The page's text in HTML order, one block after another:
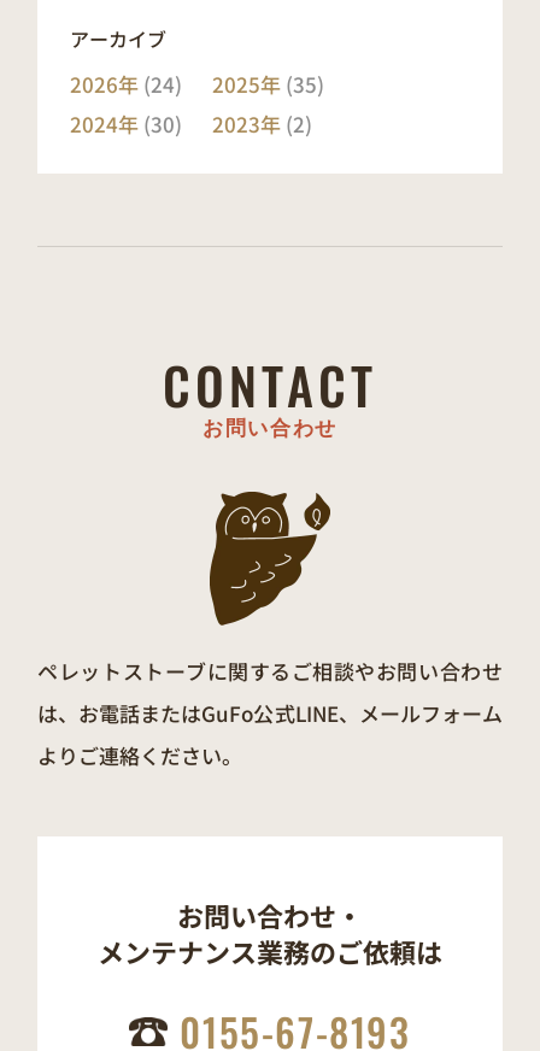
アーカイブ
2026年 (24) 2025年 (35)
2024年 (30) 2023年 (2)
CONTACT
お問い合わせ
ペレットストーブに関するご相談やお問い合わせ
は、お電話またはGuFo公式LINE、メールフォーム
よりご連絡ください。
お問い合わせ・
メンテナンス業務のご依頼は
0155-67-8193